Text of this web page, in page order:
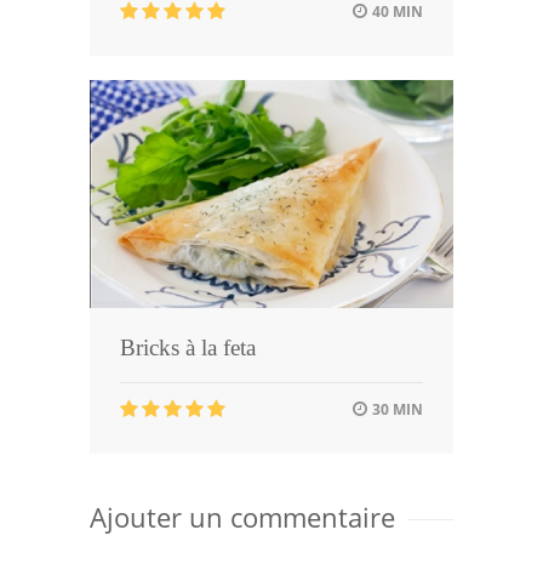
40 MIN
Bricks à la feta
30 MIN
Ajouter un commentaire